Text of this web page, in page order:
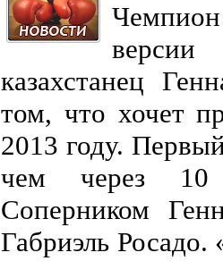
казахстанец
том, что хочет
2013 году.
чем через
Соперником
Габриэль Росадо.